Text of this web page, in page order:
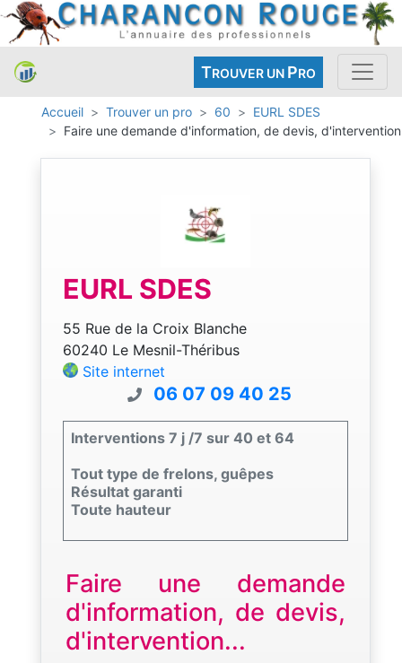
TROUVER UN PRO
Accueil Trouver un pro 60
EURL SDES
Faire une demande d'information, de devis, d'intervention
EURL SDES
55 Rue de la Croix Blanche
60240 Le Mesnil-Théribus
Site internet
06 07 09 40 25
Interventions 7 j /7 sur 40 et 64
Tout type de frelons, guêpes
Résultat garanti
Toute hauteur
Faire une demande
d'information, de devis,
d'intervention...